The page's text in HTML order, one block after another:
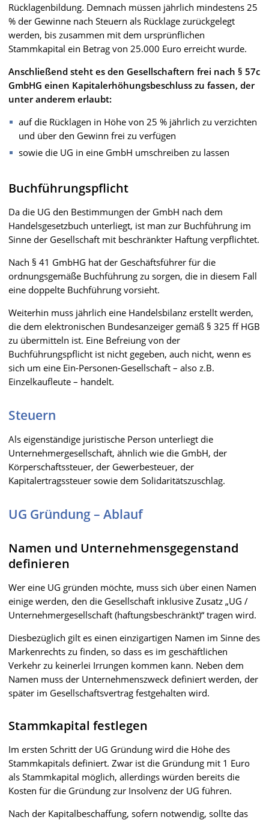
Rücklagenbildung. Demnach müssen jährlich mindestens 25
% der Gewinne nach Steuern als Rücklage zurückgelegt
werden, bis zusammen mit dem ursprünflichen
Stammkapital ein Betrag von 25.000 Euro erreicht wurde.
Anschließend steht es den Gesellschaftern frei nach § 57c
GmbHG einen Kapitalerhöhungsbeschluss zu fassen, der
unter anderem erlaubt:
auf die Rücklagen in Höhe von 25 % jährlich zu verzichten
und über den Gewinn frei zu verfügen
sowie die UG in eine GmbH umschreiben zu lassen
Buchführungspflicht
Da die UG den Bestimmungen der GmbH nach dem
Handelsgesetzbuch unterliegt, ist man zur Buchführung im
Sinne der Gesellschaft mit beschränkter Haftung verpflichtet.
Nach § 41 GmbHG hat der Geschäftsführer für die
ordnungsgemäße Buchführung zu sorgen, die in diesem Fall
eine doppelte Buchführung vorsieht.
Weiterhin muss jährlich eine Handelsbilanz erstellt werden,
die dem elektronischen Bundesanzeiger gemäß § 325 ff HGB
zu übermitteln ist. Eine Befreiung von der
Buchführungspflicht ist nicht gegeben, auch nicht, wenn es
sich um eine Ein-Personen-Gesellschaft – also z.B.
Einzelkaufleute – handelt.
Steuern
Als eigenständige juristische Person unterliegt die
Unternehmergesellschaft, ähnlich wie die GmbH, der
Körperschaftssteuer, der Gewerbesteuer, der
Kapitalertragssteuer sowie dem Solidaritätszuschlag.
UG Gründung – Ablauf
Namen und Unternehmensgegenstand
definieren
Wer eine UG gründen möchte, muss sich über einen Namen
einige werden, den die Gesellschaft inklusive Zusatz „UG /
Unternehmergesellschaft (haftungsbeschränkt)“ tragen wird.
Diesbezüglich gilt es einen einzigartigen Namen im Sinne des
Markenrechts zu finden, so dass es im geschäftlichen
Verkehr zu keinerlei Irrungen kommen kann. Neben dem
Namen muss der Unternehmenszweck definiert werden, der
später im Gesellschaftsvertrag festgehalten wird.
Stammkapital festlegen
Im ersten Schritt der UG Gründung wird die Höhe des
Stammkapitals definiert. Zwar ist die Gründung mit 1 Euro
als Stammkapital möglich, allerdings würden bereits die
Kosten für die Gründung zur Insolvenz der UG führen.
Nach der Kapitalbeschaffung, sofern notwendig, sollte das